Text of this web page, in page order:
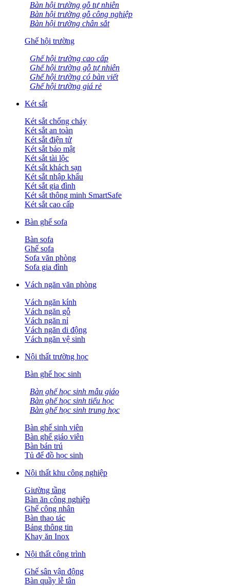
Bàn hội trường gỗ tự nhiên
Bàn hội trường gỗ công nghiệp
Bàn hội trường chân sắt
Ghế hội trường
Ghế hội trường cao cấp
Ghế hội trường gỗ tự nhiên
Ghế hội trường có bàn viết
Ghế hội trường giá rẻ
Két sắt
Két sắt chống cháy
Két sắt an toàn
Két sắt điện tử
Két sắt bảo mật
Két sắt tài lộc
Két sắt khách sạn
Két sắt nhập khẩu
Két sắt gia đình
Két sắt thông minh SmartSafe
Két sắt cao cấp
Bàn ghế sofa
Bàn sofa
Ghế sofa
Sofa văn phòng
Sofa gia đình
Vách ngăn văn phòng
Vách ngăn kính
Vách ngăn gỗ
Vách ngăn nỉ
Vách ngăn di động
Vách ngăn vệ sinh
Nội thất trường học
Bàn ghế học sinh
Bàn ghế học sinh mẫu giáo
Bàn ghế học sinh tiểu học
Bàn ghế học sinh trung học
Bàn ghế sinh viên
Bàn ghế giáo viên
Bàn bán trú
Tủ để đồ học sinh
Nội thất khu công nghiệp
Giường tầng
Bàn ăn công nghiệp
Ghế công nhân
Bàn thao tác
Bảng thông tin
Khay ăn Inox
Nội thất công trình
Ghế sân vận động
Bàn quầy lễ tân